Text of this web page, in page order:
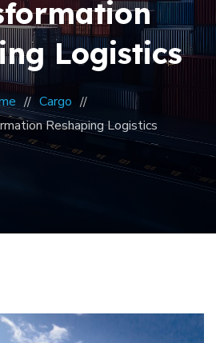
Logistics
Cargo
Reshaping Logistics